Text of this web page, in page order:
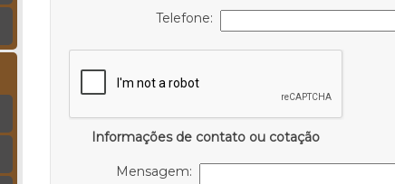
Telefone:
Informações de contato ou cotação
Mensagem: